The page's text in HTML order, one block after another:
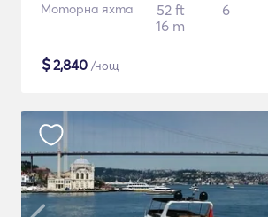
Моторна яхта
52 ft
16 m
6
$2,840 /нощ